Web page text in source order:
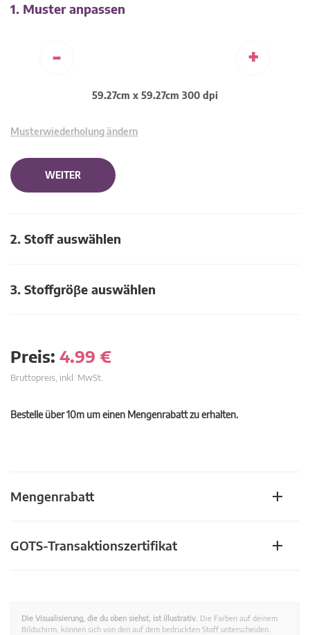
1. Muster anpassen
- +
59.27cm x 59.27cm 300 dpi
Musterwiederholung ändern
WEITER
2. Stoff auswählen
3. Stoffgröβe auswählen
Preis: 4.99 €
Bruttopreis, inkl. MwSt.
Bestelle über 10m um einen Mengenrabatt zu erhalten.
Mengenrabatt
GOTS-Transaktionszertifikat
Die Visualisierung, die du oben siehst, ist illustrativ. Die Farben auf deinem
Bildschirm, können sich von den auf dem bedruckten Stoff unterscheiden.